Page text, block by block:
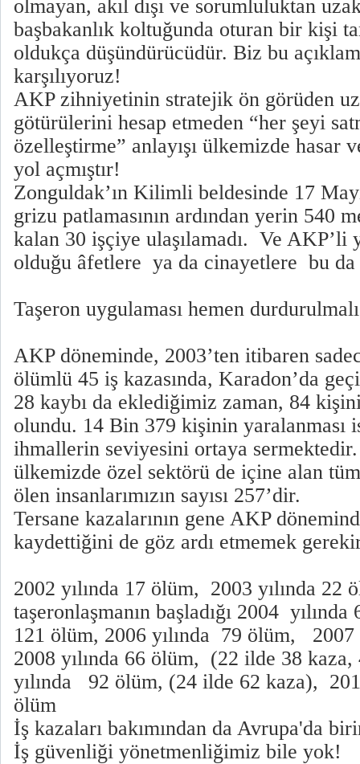
olmayan, akıl dışı ve sorumluluktan
başbakanlık koltuğunda oturan bir kişi
oldukça düşündürücüdür. Biz bu
karşılıyoruz!
AKP zihniyetinin stratejik ön görüden
götürülerini hesap etmeden “her şeyi
özelleştirme” anlayışı ülkemizde hasar
yol açmıştır!
Zonguldak’ın Kilimli beldesinde 17
grizu patlamasının ardından yerin 540
kalan 30 işçiye ulaşılamadı. Ve AKP’li
olduğu âfetlere ya da cinayetlere bu
Taşeron uygulaması hemen
AKP döneminde, 2003’ten itibaren
ölümlü 45 iş kazasında, Karadon’da
28 kaybı da eklediğimiz zaman, 84
olundu. 14 Bin 379 kişinin yaralanması
ihmallerin seviyesini ortaya sermektedir.
ülkemizde özel sektörü de içine alan
ölen insanlarımızın sayısı 257’dir.
Tersane kazalarının gene AKP
kaydettiğini de göz ardı etmemek
2002 yılında 17 ölüm, 2003 yılında 22
taşeronlaşmanın başladığı 2004
121 ölüm, 2006 yılında 79 ölüm, 2007
2008 yılında 66 ölüm, (22 ilde 38
yılında 92 ölüm, (24 ilde 62 kaza),
ölüm
İş kazaları bakımından da Avrupa'da
İş güvenliği yönetmenliğimiz bile yok!